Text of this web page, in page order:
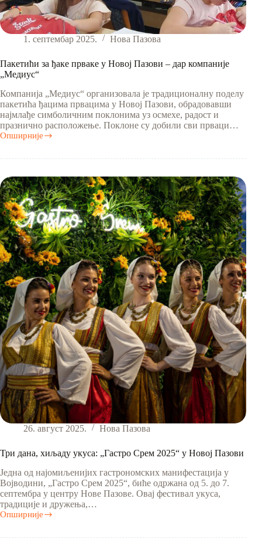
1. септембар 2025. Нова Пазова
Пакетићи за ђаке прваке у Новој Пазови – дар компаније
„Медиус“
Компанија „Медиус“ организовала је традиционалну поделу
пакетића ђацима првацима у Новој Пазови, обрадовавши
најмлађе симболичним поклонима уз осмехе, радост и
празнично расположење. Поклоне су добили сви прваци…
Опширније
Пакетићи
ђаке
у
Новој
Пазови
–
дар
компаније
„Медиус“
26. август 2025. Нова Пазова
Три дана, хиљаду укуса: „Гастро Срем 2025“ у Новој Пазови
Једна од најомиљенијих гастрономских манифестација у
Војводини, „Гастро Срем 2025“, биће одржана од 5. до 7.
септембра у центру Нове Пазове. Овај фестивал укуса,
традиције и дружења,…
Опширније
Три
хиљаду